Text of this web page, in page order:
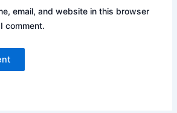
email, and website in this browser
comment.